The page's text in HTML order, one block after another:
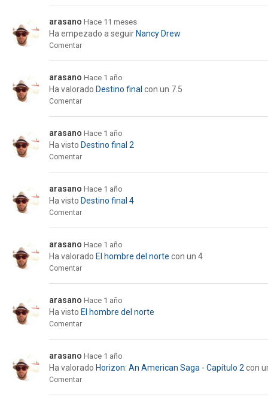
arasano Hace 11 meses
Ha empezado a seguir Nancy Drew
Comentar
arasano Hace 1 año
Ha valorado Destino final con un 7.5
Comentar
arasano Hace 1 año
Ha visto Destino final 2
Comentar
arasano Hace 1 año
Ha visto Destino final 4
Comentar
arasano Hace 1 año
Ha valorado El hombre del norte con un 4
Comentar
arasano Hace 1 año
Ha visto El hombre del norte
Comentar
arasano Hace 1 año
Ha valorado Horizon: An American Saga - Capítulo 2 con
Comentar